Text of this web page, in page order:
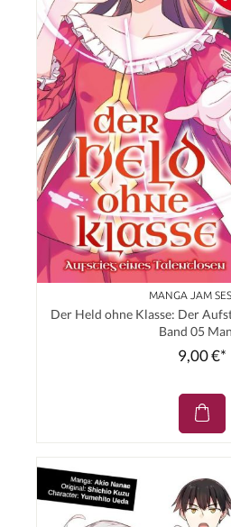
MANGA JAM
Der Held ohne Klasse: Der
Band 05
9,00 €*